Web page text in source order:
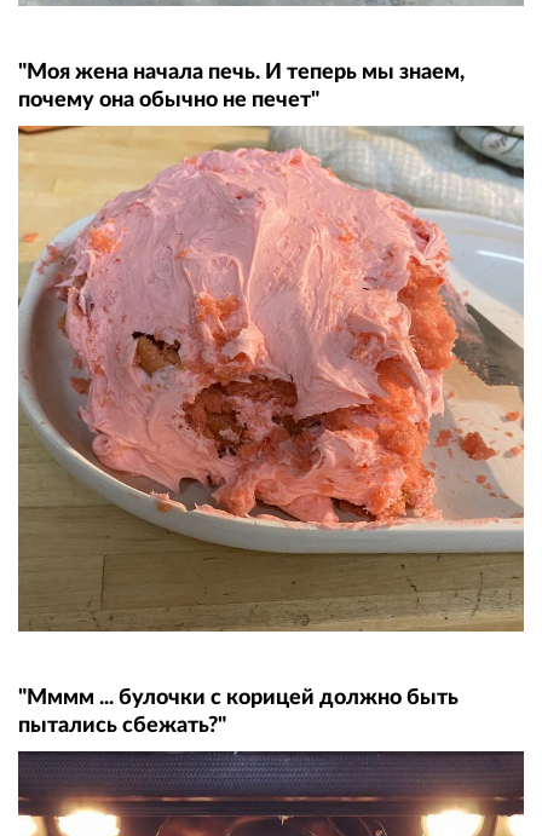
"Моя жена начала печь. И теперь мы знаем,
почему она обычно не печет"
"Мммм ... булочки с корицей должно быть
пытались сбежать?"